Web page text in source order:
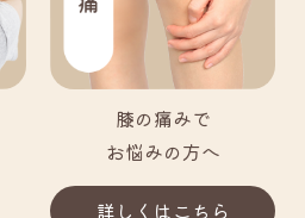
膝の痛みで
お悩みの方へ
詳しくはこちら